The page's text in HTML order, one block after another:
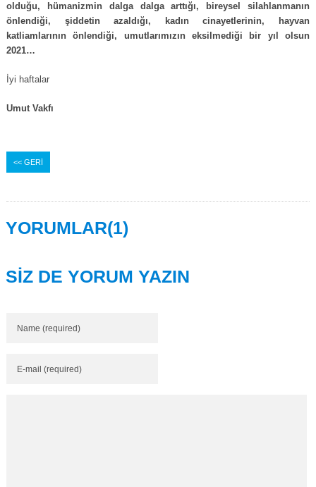
olduğu, hümanizmin dalga dalga arttığı, bireysel silahlanmanın
önlendiği, şiddetin azaldığı, kadın cinayetlerinin, hayvan
katliamlarının önlendiği, umutlarımızın eksilmediği bir yıl olsun
2021…
İyi haftalar
Umut Vakfı
<< GERİ
YORUMLAR(1)
SİZ DE YORUM YAZIN